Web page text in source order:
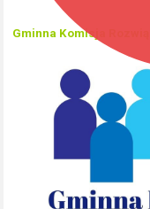
Gminna Komisja